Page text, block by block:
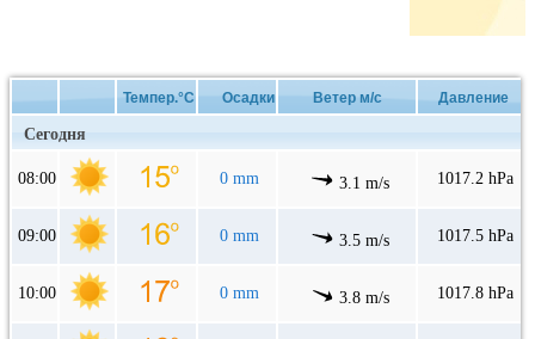
Темпер.°C Осадки Ветер м/с Давление
Сегодня
08:00 0 mm 3.1 m/s 1017.2 hPa
09:00 0 mm 3.5 m/s 1017.5 hPa
10:00 0 mm 3.8 m/s 1017.8 hPa